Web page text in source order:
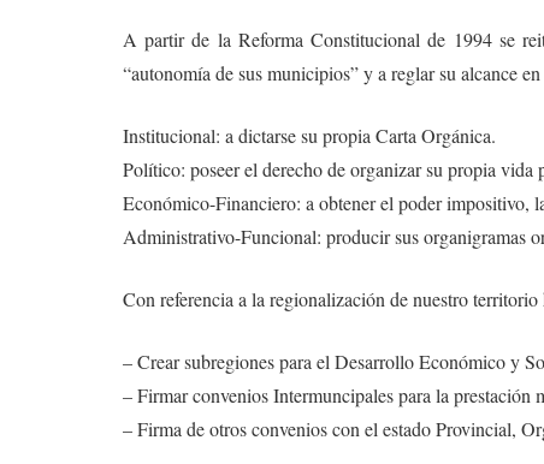
A partir de la Reforma Constitucional de 1994 se
“autonomía de sus municipios” y a reglar su alcance
Institucional: a dictarse su propia Carta Orgánica.
Político: poseer el derecho de organizar su propia vida
Económico-Financiero: a obtener el poder impositivo,
Administrativo-Funcional: producir sus organigramas
Con referencia a la regionalización de nuestro
– Crear subregiones para el Desarrollo Económico y
– Firmar convenios Intermuncipales para la prestación
– Firma de otros convenios con el estado Provincial,